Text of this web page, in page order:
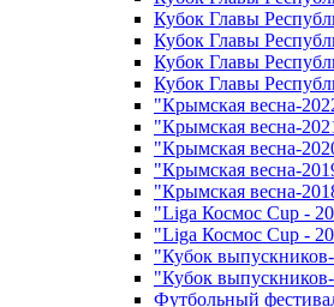
Кубок Главы
Кубок Главы
Кубок Главы
Кубок Главы
"Крымская весна-
"Крымская весна-
"Крымская весна-
"Крымская весна-
"Крымская весна-
"Liga Космос Cup -
"Liga Космос Cup -
"Кубок
"Кубок
Футбольный